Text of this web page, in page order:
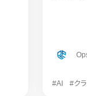
#AI #ク